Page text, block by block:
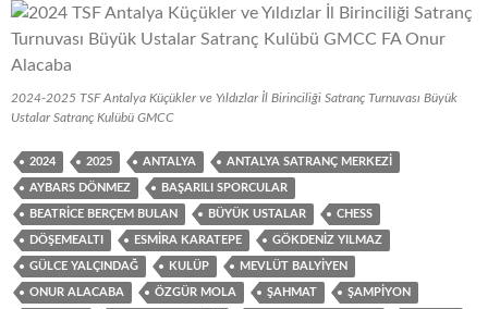
2024-2025 TSF Antalya Küçükler ve Yıldızlar İl Birinciliği Satranç Turnuvası Büyük
Ustalar Satranç Kulübü GMCC
2024 2025 ANTALYA ANTALYA SATRANÇ MERKEZI
AYBARS DÖNMEZ BAŞARILI SPORCULAR
BEATRICE BERÇEM BULAN BÜYÜK USTALAR CHESS
DÖŞEMEALTI ESMIRA KARATEPE GÖKDENIZ YILMAZ
GÜLCE YALÇINDAĞ KULÜP MEVLÜT BALYIYEN
ONUR ALACABA ÖZGÜR MOLA ŞAHMAT ŞAMPIYON